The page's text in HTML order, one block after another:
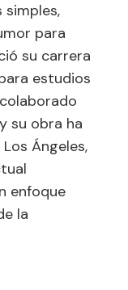
para
su carrera
estudios
colaborado
su obra ha
Ángeles,
enfoque
la